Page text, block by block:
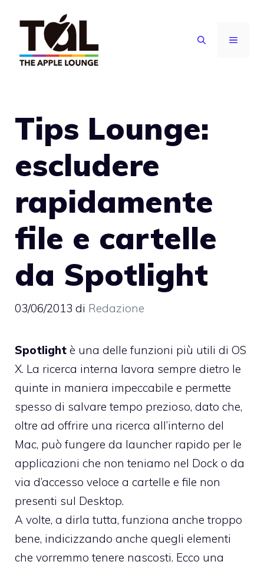
contenuto
MENU
Tips Lounge:
escludere
rapidamente
file e cartelle
da Spotlight
03/06/2013 di Redazione
Spotlight è una delle funzioni più utili di OS
X. La ricerca interna lavora sempre dietro le
quinte in maniera impeccabile e permette
spesso di salvare tempo prezioso, dato che,
oltre ad offrire una ricerca all’interno del
Mac, può fungere da launcher rapido per le
applicazioni che non teniamo nel Dock o da
via d’accesso veloce a cartelle e file non
presenti sul Desktop.
A volte, a dirla tutta, funziona anche troppo
bene, indicizzando anche quegli elementi
che vorremmo tenere nascosti. Ecco una